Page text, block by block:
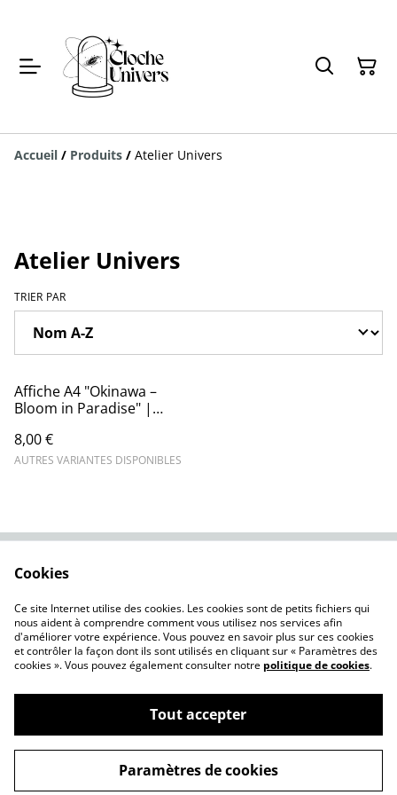
Accueil / Produits / Atelier Univers
Atelier Univers
TRIER PAR
Affiche A4 "Okinawa –
Bloom in Paradise" |
8,00 €
AUTRES VARIANTES DISPONIBLES
Politique de
confidentialité
Politique de cookies
©2026Cloche-Univers
powered by
Cookies
Ce site Internet utilise des cookies. Les cookies sont de petits fichiers qui
nous aident à comprendre comment vous utilisez nos services afin
d'améliorer votre expérience. Vous pouvez en savoir plus sur ces cookies
et contrôler la façon dont ils sont utilisés en cliquant sur « Paramètres des
cookies ». Vous pouvez également consulter notre politique de cookies.
Tout accepter
Paramètres de cookies